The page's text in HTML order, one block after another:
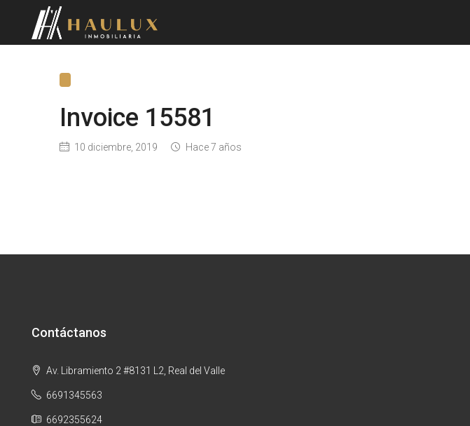
Invoice 15581
10 diciembre, 2019 Hace 7 años
Contáctanos
Av. Libramiento 2 #8131 L2, Real del Valle
6691345563
6692355624